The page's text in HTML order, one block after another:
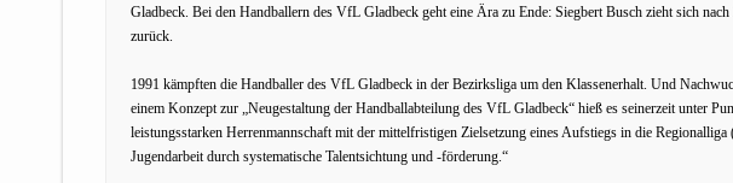
Gladbeck. Bei den Handballern des VfL Gladbeck geht eine Ära zu Ende: Siegbert Busch zieht sich
zurück.
1991 kämpften die Handballer des VfL Gladbeck in der Bezirksliga um den Klassenerhalt. Und
einem Konzept zur „Neugestaltung der Handballabteilung des VfL Gladbeck“ hieß es seinerzeit unter
leistungsstarken Herrenmannschaft mit der mittelfristigen Zielsetzung eines Aufstiegs in die
Jugendarbeit durch systematische Talentsichtung und -förderung.“